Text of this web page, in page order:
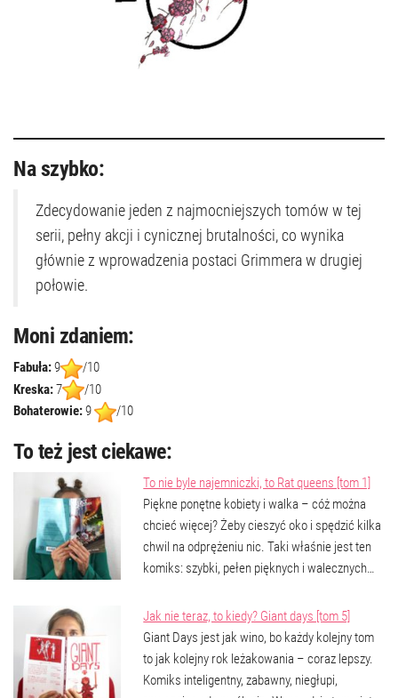
Na szybko:
Zdecydowanie jeden z najmocniejszych tomów w tej
serii, pełny akcji i cynicznej brutalności, co wynika
głównie z wprowadzenia postaci Grimmera w drugiej
połowie.
Moni zdaniem:
Fabuła:9
/10
Kreska:7
/10
Bohaterowie:9 /10
To też jest ciekawe:
To nie byle najemniczki, to Rat queens [tom 1]
Piękne ponętne kobiety i walka – cóż można
chcieć więcej? Żeby cieszyć oko i spędzić kilka
chwil na odprężeniu nic. Taki właśnie jest ten
komiks: szybki, pełen pięknych i walecznych…
Jak nie teraz, to kiedy? Giant days [tom 5]
Giant Days jest jak wino, bo każdy kolejny tom
to jak kolejny rok leżakowania – coraz lepszy.
Komiks inteligentny, zabawny, niegłupi,